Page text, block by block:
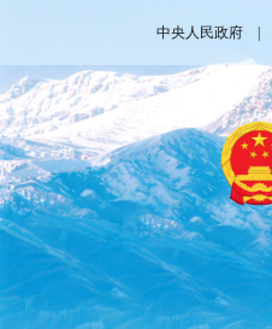
中央人民政府